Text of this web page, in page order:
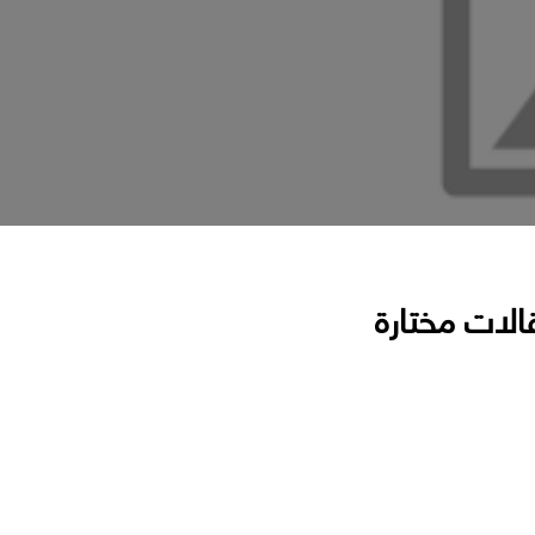
مختارة